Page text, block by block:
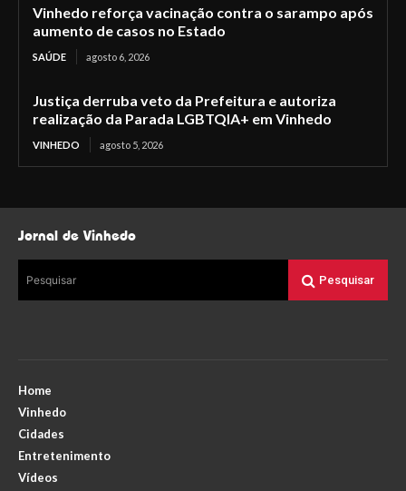
Vinhedo reforça vacinação contra o sarampo após
aumento de casos no Estado
SAÚDE agosto 6, 2026
Justiça derruba veto da Prefeitura e autoriza
realização da Parada LGBTQIA+ em Vinhedo
VINHEDO agosto 5, 2026
Jornal de Vinhedo
Pesquisar Pesquisar
Home
Vinhedo
Cidades
Entretenimento
Vídeos